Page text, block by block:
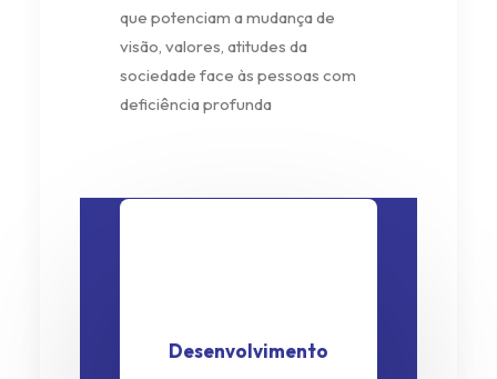
que potenciam a mudança de
visão, valores, atitudes da
sociedade face às pessoas com
deficiência profunda
Desenvolvimento